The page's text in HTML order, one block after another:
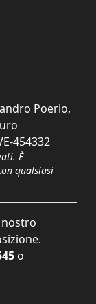
Poerio,
454332
È
qualsiasi
nostro
o